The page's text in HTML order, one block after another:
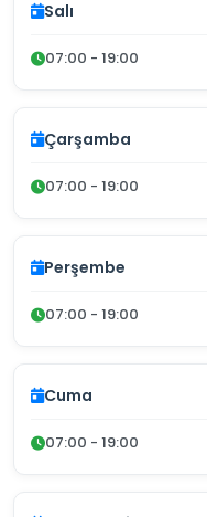
Salı
07:00 - 19:00
Çarşamba
07:00 - 19:00
Perşembe
07:00 - 19:00
Cuma
07:00 - 19:00